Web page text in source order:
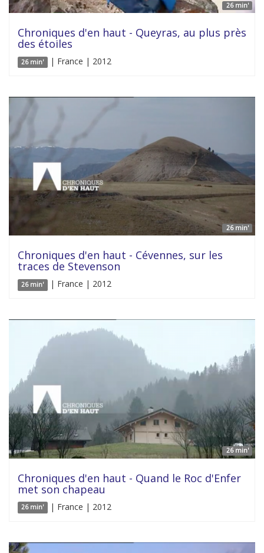
26 min'
Chroniques d'en haut - Queyras, au plus près
des étoiles
26 min' | France | 2012
26 min'
Chroniques d'en haut - Cévennes, sur les
traces de Stevenson
26 min' | France | 2012
26 min'
Chroniques d'en haut - Quand le Roc d'Enfer
met son chapeau
26 min' | France | 2012